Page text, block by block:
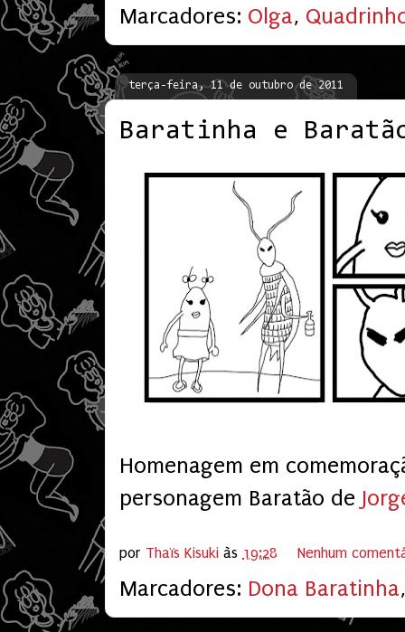
Marcadores: Olga,
terça-feira, 11 de outubro de 2011
Baratinha e
Homenagem em
personagem Baratão de
por Thaïs Kisuki às 19:28 Nenhum
Marcadores: Dona Baratinha